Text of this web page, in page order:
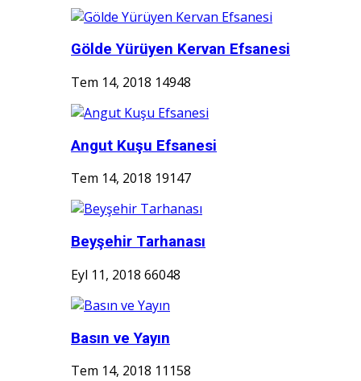
Gölde Yürüyen Kervan Efsanesi
Tem 14, 2018 14948
Angut Kuşu Efsanesi
Tem 14, 2018 19147
Beyşehir Tarhanası
Eyl 11, 2018 66048
Basın ve Yayın
Tem 14, 2018 11158